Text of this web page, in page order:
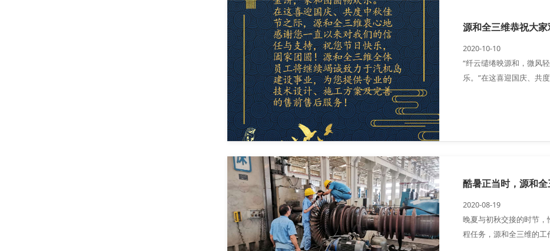
源和全三维恭祝大
2020-10-10
“纤云缱绻映源和，微风
乐。”在这喜迎国庆、共
酷暑正当时，源和全
2020-08-19
晚夏与初秋交接的时节
程任务，源和全三维的